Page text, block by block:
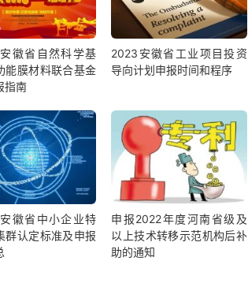
徽省自然科学基
能膜材料联合基金
指南
2023安徽省工业项目投资
导向计划申报时间和程序
徽省中小企业特
群认定标准及申报
申报2022年度河南省级及
以上技术转移示范机构后补
助的通知